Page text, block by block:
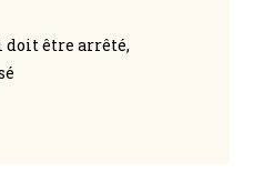
doit être arrêté,